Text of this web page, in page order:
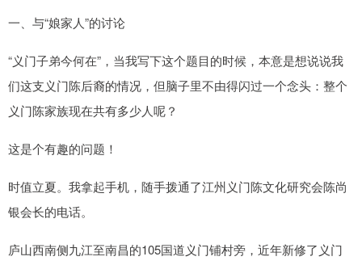
一、与“娘家人”的讨论
“义门子弟今何在”，当我写下这个题目的时候，本意是想说说我
们这支义门陈后裔的情况，但脑子里不由得闪过一个念头：整个
义门陈家族现在共有多少人呢？
这是个有趣的问题！
时值立夏。我拿起手机，随手拨通了江州义门陈文化研究会陈尚
银会长的电话。
庐山西南侧九江至南昌的105国道义门铺村旁，近年新修了义门